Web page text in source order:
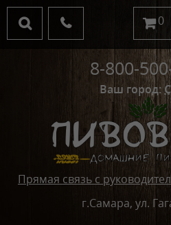
Ваш город:
Прямая связь с
г.Самара, ул.
8-800-
0